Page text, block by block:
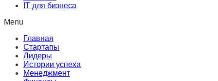
IT для бизнеса
Menu
Главная
Стартапы
Лидеры
Истории успеха
Менеджмент